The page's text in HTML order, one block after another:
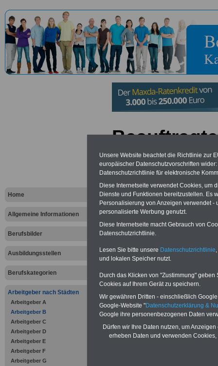
Home
Allgemeine Informationen
Berufsbilder
Ausbildungsstellen
Berufskategorien
Arbeitgeber nach Städten
Arbeitgeber A
Arbeitgeber B
Arbeitgeber C
Arbeitgeber D
Arbeitgeber E
Arbeitgeber F
Arbeitgeber G
Amt als
Migration,
Vorteile für den öffentlichen
Vergleichen und sparen
Berufsunfähigkeitsabsicherung-
Krankenzusatzversicherung-
Unsere Website beachtet die Richtlinie zur
europäischer Datenschutzvorschriften
Datenschutzrichtlinie für elektronische
Diese Internetseite verwendet Cookies, um
Dienste und Funktionen bereitzustellen. Es
Personalisierung von Anzeigen verwendet
personalisierte Werbung genutzt.
Diese Internetseite macht Gebrauch von
Datenschutzrichtlinie.
Lesen Sie bitte unsere Datenschutzrichtlinie
und lokalen Speicher nutzt.
Durch das Klicken von "Zustimmung"
Cookies auf Ihrem Gerät zu speichern.
Wir gewähren Dritten - einschließlich
Google-Website "Datenschutzerklärung &
Google ihre personenbezogenen Daten
Dürfen wir Ihre Daten nutzen, um
erheben Daten und verwenden